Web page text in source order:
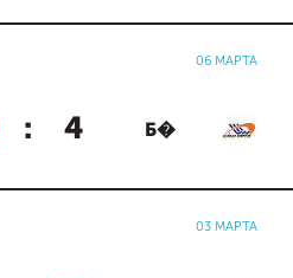
06 МАРТА
: 4 Б�
03 МАРТА